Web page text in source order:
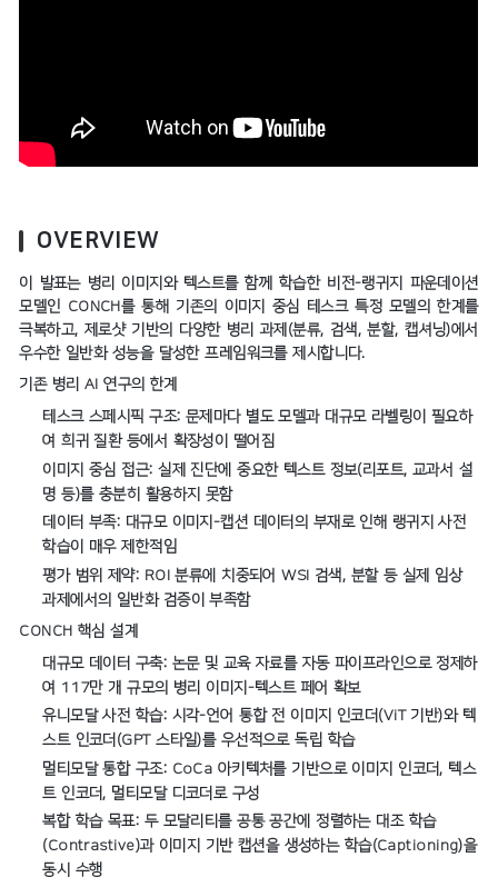
OVERVIEW
이 발표는 병리 이미지와 텍스트를 함께 학습한 비전-랭귀지 파운데이션
모델인 CONCH를 통해 기존의 이미지 중심 테스크 특정 모델의 한계를
극복하고, 제로샷 기반의 다양한 병리 과제(분류, 검색, 분할, 캡셔닝)에서
우수한 일반화 성능을 달성한 프레임워크를 제시합니다.
기존 병리 AI 연구의 한계
테스크 스페시픽 구조: 문제마다 별도 모델과 대규모 라벨링이 필요하
여 희귀 질환 등에서 확장성이 떨어짐
이미지 중심 접근: 실제 진단에 중요한 텍스트 정보(리포트, 교과서 설
명 등)를 충분히 활용하지 못함
데이터 부족: 대규모 이미지-캡션 데이터의 부재로 인해 랭귀지 사전
학습이 매우 제한적임
평가 범위 제약: ROI 분류에 치중되어 WSI 검색, 분할 등 실제 임상
과제에서의 일반화 검증이 부족함
CONCH 핵심 설계
대규모 데이터 구축: 논문 및 교육 자료를 자동 파이프라인으로 정제하
여 117만 개 규모의 병리 이미지-텍스트 페어 확보
유니모달 사전 학습: 시각-언어 통합 전 이미지 인코더(ViT 기반)와 텍
스트 인코더(GPT 스타일)를 우선적으로 독립 학습
멀티모달 통합 구조: CoCa 아키텍처를 기반으로 이미지 인코더, 텍스
트 인코더, 멀티모달 디코더로 구성
복합 학습 목표: 두 모달리티를 공통 공간에 정렬하는 대조 학습
(Contrastive)과 이미지 기반 캡션을 생성하는 학습(Captioning)을
동시 수행